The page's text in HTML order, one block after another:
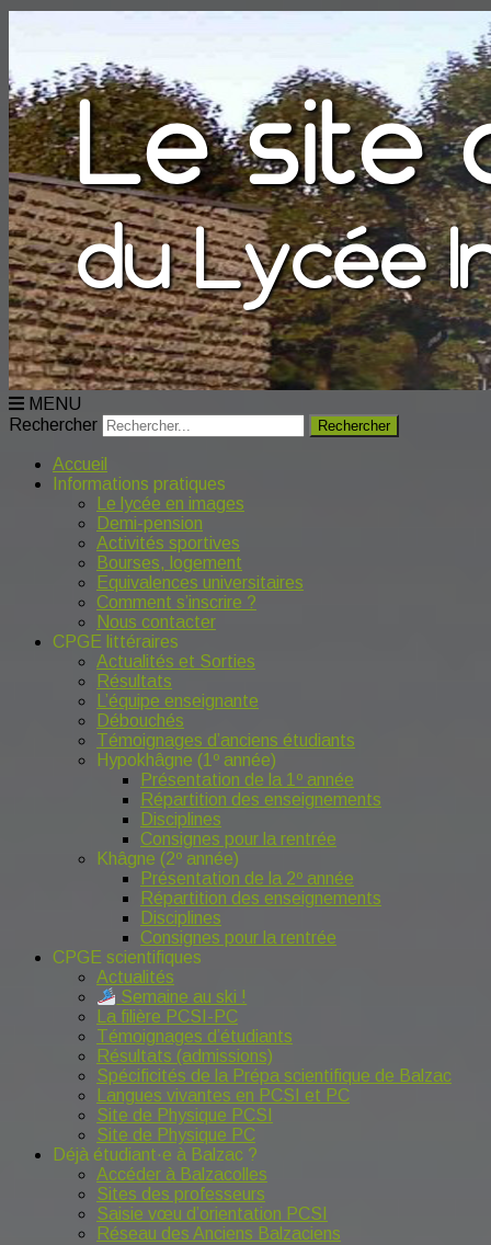
MENU
Rechercher
Accueil
Informations pratiques
Le lycée en images
Demi-pension
Activités sportives
Bourses, logement
Equivalences universitaires
Comment s’inscrire ?
Nous contacter
CPGE littéraires
Actualités et Sorties
Résultats
L’équipe enseignante
Débouchés
Témoignages d’anciens étudiants
Hypokhâgne (1º année)
Présentation de la 1º année
Répartition des enseignements
Disciplines
Consignes pour la rentrée
Khâgne (2º année)
Présentation de la 2º année
Répartition des enseignements
Disciplines
Consignes pour la rentrée
CPGE scientifiques
Actualités
Semaine au ski !
La filière PCSI-PC
Témoignages d’étudiants
Résultats (admissions)
Spécificités de la Prépa scientifique de Balzac
Langues vivantes en PCSI et PC
Site de Physique PCSI
Site de Physique PC
Déjà étudiant·e à Balzac ?
Accéder à Balzacolles
Sites des professeurs
Saisie vœu d’orientation PCSI
Réseau des Anciens Balzaciens